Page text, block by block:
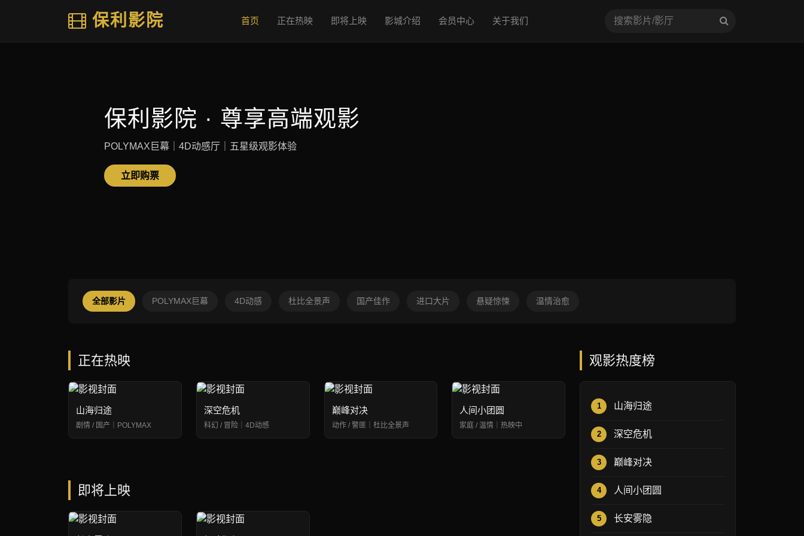
保利影院 首页 正在热映 即将上映 影城介绍 会员中心 关于我们
保利影院 · 尊享高端观影
POLYMAX巨幕｜4D动感厅｜五星级观影体验
立即购票
全部影片 POLYMAX巨幕 4D动感 杜比全景声 国产佳作 进口大片 悬疑惊悚 温情治愈
正在热映
山海归途
剧情 / 国产｜POLYMAX
深空危机
科幻 / 冒险｜4D动感
巅峰对决
动作 / 警匪｜杜比全景声
人间小团圆
家庭 / 温情｜热映中
即将上映
观影热度榜
1 山海归途
2 深空危机
3 巅峰对决
4 人间小团圆
5 长安雾隐